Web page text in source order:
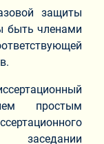
защиты
быть членами
простым